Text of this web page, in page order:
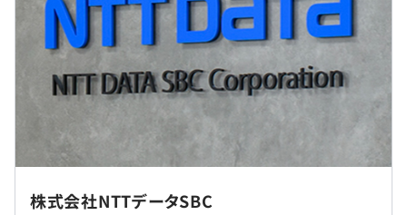
養豚産業では、農場の大規模化、飼育者の高齢化による労
働生産性の向上や技術継承、サステナブルな畜産への転換
など、課題が多岐にわたっています。それらの課題解決に
向けて、当社は豚の飼育管理をAIが支援するスマートアグ
リ技術の開発に携わっています。
このスマートアグリ技術は、豚の様子をカメラで撮影し、
撮影した画像をAI分析することで、豚の発情期を的確に把
握。それにより、飼育者による確認作業の負担を軽減でき
もつながります。このシステムは農場で検証実験をおこな
■転勤あり
※ご本人様と相談の上、打診させていただく場合がありま
想定年収 は年収提示額を保証するものではありません）
■9：00～17：45（実働7時間45分）
■フレックスタイム制
ます。
株式会社NTTデータSBC